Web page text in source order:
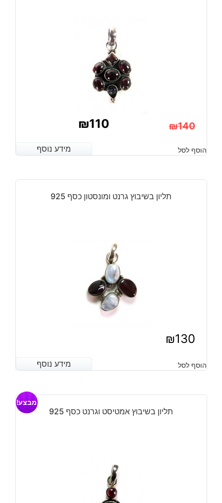
₪140
המקורי
היה:
₪140.
₪110
הנוכחי
הוא:
₪110.
מידע נוסף הוסף לסל מידע נוסף
תליון בשיבוץ גרנט ומונסטון כסף 925
₪130
מידע נוסף הוסף לסל מידע נוסף
תליון בשיבוץ אמטיסט וגרנט כסף 925
מבצע!